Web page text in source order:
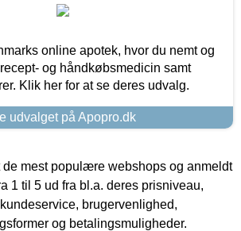
online apotek, hvor du nemt og
og håndkøbsmedicin samt
Klik her for at se deres udvalg.
udvalget på Apopro.dk
mest populære webshops og anmeldt
1 til 5 ud fra bl.a. deres prisniveau,
brugervenlighed,
og betalingsmuligheder.